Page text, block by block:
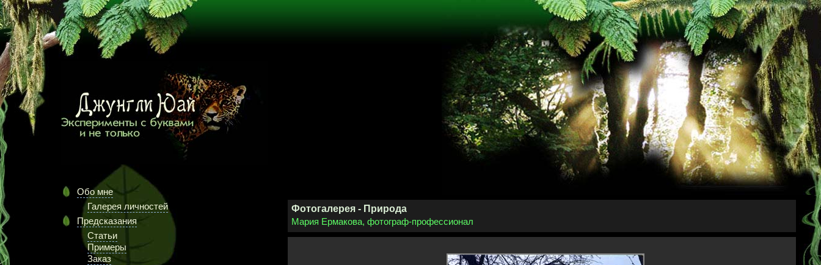
Обо мне
Галерея личностей
Предсказания
Статьи
Примеры
Заказ
Фотогалерея - Природа
Мария Ермакова, фотограф-профессионал